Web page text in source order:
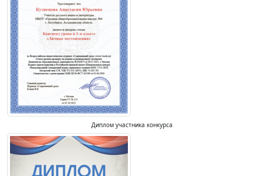
Диплом участника конкурса